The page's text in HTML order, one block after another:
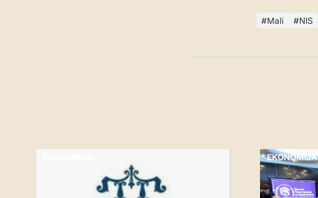
Mali NIS
EKONOMIJA